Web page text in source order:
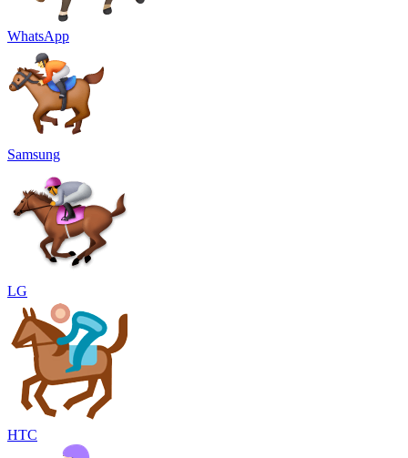
WhatsApp
Samsung
LG
HTC